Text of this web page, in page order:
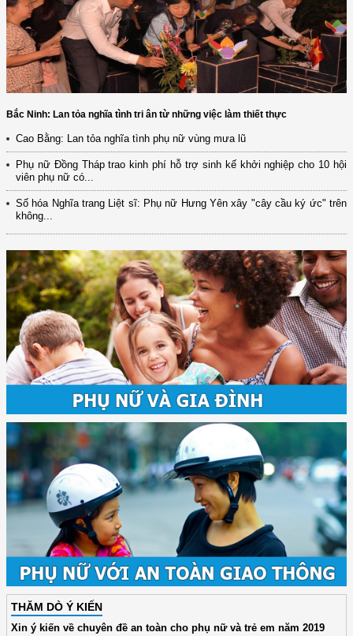
Bắc Ninh: Lan tỏa nghĩa tình tri ân từ những việc làm thiết thực
Cao Bằng: Lan tỏa nghĩa tình phụ nữ vùng mưa lũ
Phụ nữ Đồng Tháp trao kinh phí hỗ trợ sinh kế khởi nghiệp cho 10 hội
viên phụ nữ có...
Số hóa Nghĩa trang Liệt sĩ: Phụ nữ Hưng Yên xây "cây cầu ký ức" trên
không...
THĂM DÒ Ý KIẾN
Xin ý kiến về chuyên đề an toàn cho phụ nữ và trẻ em năm 2019